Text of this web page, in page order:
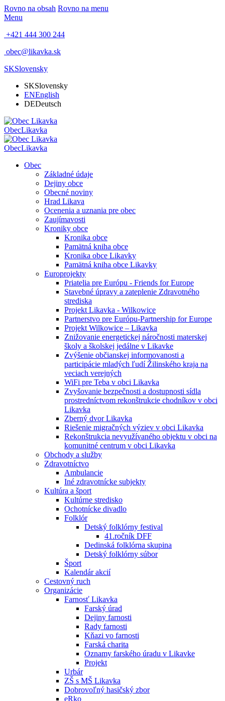
Rovno na obsah Rovno na menu
Menu
+421 444 300 244
obec@likavka.sk
SKSlovensky
SKSlovensky
ENEnglish
DEDeutsch
ObecLikavka
ObecLikavka
Obec
Základné údaje
Dejiny obce
Obecné noviny
Hrad Likava
Ocenenia a uznania pre obec
Zaujímavosti
Kroniky obce
Kronika obce
Pamätná kniha obce
Kronika obce Likavky
Pamätná kniha obce Likavky
Europrojekty
Priatelia pre Európu - Friends for Europe
Stavebné úpravy a zateplenie Zdravotného
strediska
Projekt Likavka - Wilkowice
Partnerstvo pre Európu-Partnership for Europe
Projekt Wilkowice – Likavka
Znižovanie energetickej náročnosti materskej
školy a školskej jedálne v Likavke
Zvýšenie občianskej informovanosti a
participácie mladých ľudí Žilinského kraja na
veciach verejných
WiFi pre Teba v obci Likavka
Zvyšovanie bezpečnosti a dostupnosti sídla
prostredníctvom rekonštrukcie chodníkov v obci
Likavka
Zberný dvor Likavka
Riešenie migračných výziev v obci Likavka
Rekonštrukcia nevyužívaného objektu v obci na
komunitné centrum v obci Likavka
Obchody a služby
Zdravotníctvo
Ambulancie
Iné zdravotnícke subjekty
Kultúra a šport
Kultúrne stredisko
Ochotnícke divadlo
Folklór
Detský folklórny festival
41.ročník DFF
Dedinská folklórna skupina
Detský folklórny súbor
Šport
Kalendár akcií
Cestovný ruch
Organizácie
Farnosť Likavka
Farský úrad
Dejiny farnosti
Rady farnosti
Kňazi vo farnosti
Farská charita
Oznamy farského úradu v Likavke
Projekt
Urbár
ZŠ s MŠ Likavka
Dobrovoľný hasičský zbor
eRko